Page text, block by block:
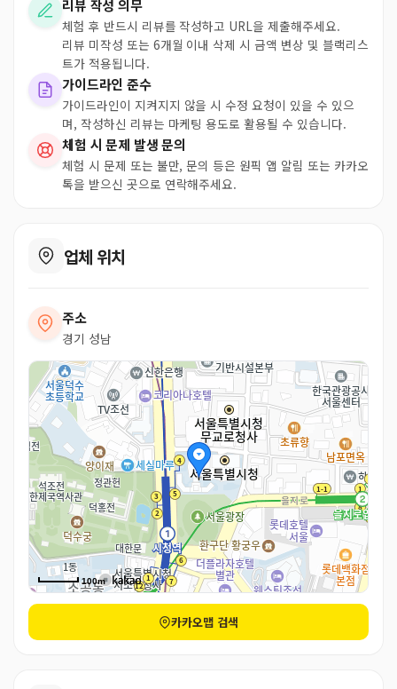
리뷰 작성 의무
체험 후 반드시 리뷰를 작성하고 URL을 제출해주세요.
리뷰 미작성 또는 6개월 이내 삭제 시 금액 변상 및 블랙리스
트가 적용됩니다.
가이드라인 준수
가이드라인이 지켜지지 않을 시 수정 요청이 있을 수 있으
며, 작성하신 리뷰는 마케팅 용도로 활용될 수 있습니다.
체험 시 문제 발생 문의
체험 시 문제 또는 불만, 문의 등은 원픽 앱 알림 또는 카카오
톡을 받으신 곳으로 연락해주세요.
업체 위치
주소
경기 성남
100m
카카오맵 검색